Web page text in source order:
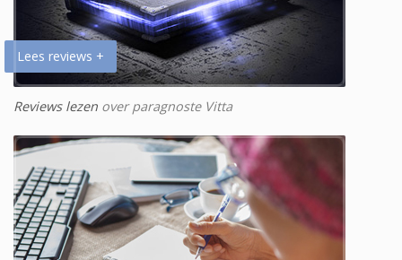
Lees reviews +
Reviews lezen over paragnoste Vitta